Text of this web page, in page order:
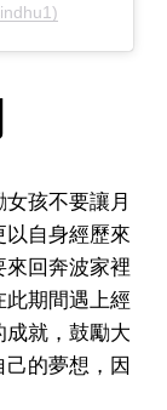
孩不要讓月
自身經歷來
回奔波家裡
期間遇上經
就，鼓勵大
的夢想，因